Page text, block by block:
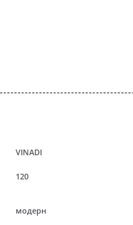
VINADI
120
модерн